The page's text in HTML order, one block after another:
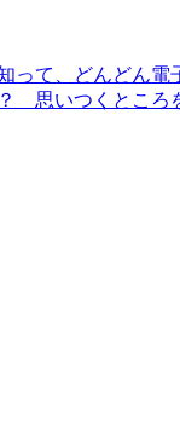
って、どんどん
思いつくところ